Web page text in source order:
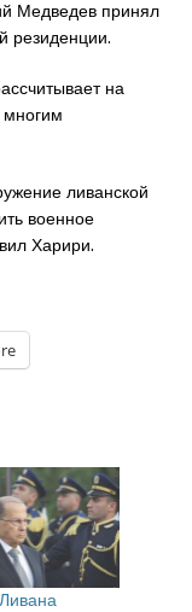
Медведев принял
резиденции.
на
многим
ливанской
военное
Харири.